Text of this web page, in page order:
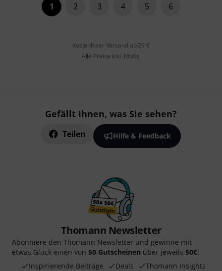
1 2 3 4 5 6
Kostenloser Versand ab 29 €
Alle Preise inkl. MwSt.
Gefällt Ihnen, was Sie sehen?
Teilen Hilfe & Feedback
Thomann Newsletter
Abonniere den Thomann Newsletter und gewinne mit
etwas Glück einen von 50 Gutscheinen über jeweils 50€!
Inspirierende Beiträge
Deals Thomann Insights